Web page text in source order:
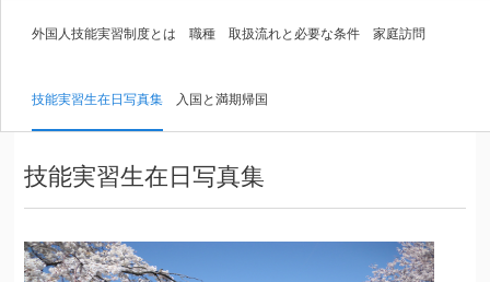
外国人技能実習制度とは 職種 取扱流れと必要な条件 家庭訪問
技能実習生在日写真集 入国と満期帰国
技能実習生在日写真集